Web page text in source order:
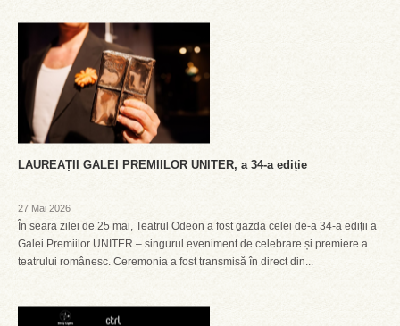
LAUREAȚII GALEI PREMIILOR UNITER, a 34-a ediție
27 Mai 2026
În seara zilei de 25 mai, Teatrul Odeon a fost gazda celei de-a 34-a ediții a
Galei Premiilor UNITER – singurul eveniment de celebrare și premiere a
teatrului românesc. Ceremonia a fost transmisă în direct din...